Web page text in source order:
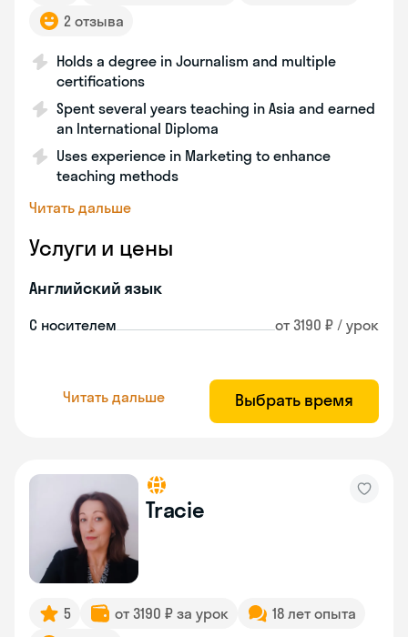
2 отзыва
Holds a degree in Journalism and multiple
certifications
Spent several years teaching in Asia and earned
an International Diploma
Uses experience in Marketing to enhance
teaching methods
Читать дальше
Услуги и цены
Английский язык
С носителем от 3190 ₽ / урок
Читать дальше Выбрать время
Tracie
5 от 3190 ₽ за урок
18 лет опыта